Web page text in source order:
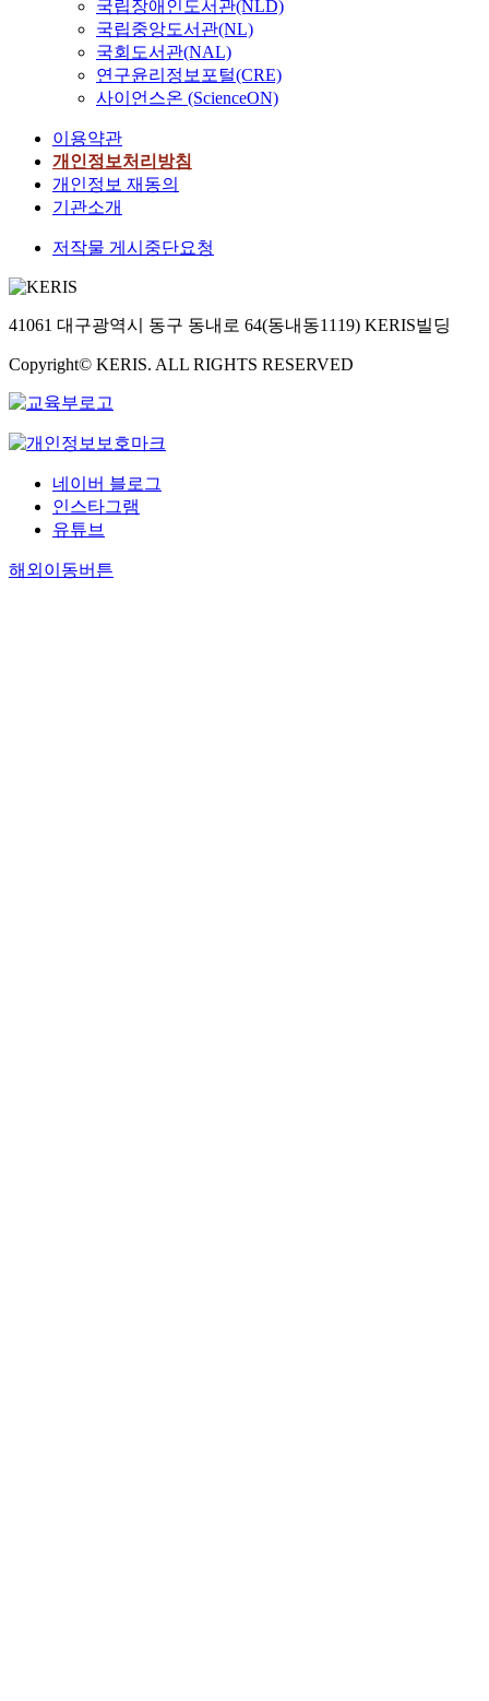
국립장애인도서관(NLD)
국립중앙도서관(NL)
국회도서관(NAL)
연구윤리정보포털(CRE)
사이언스온 (ScienceON)
이용약관
개인정보처리방침
개인정보 재동의
기관소개
저작물 게시중단요청
41061 대구광역시 동구 동내로 64(동내동1119) KERIS빌딩
Copyright© KERIS. ALL RIGHTS RESERVED
네이버 블로그
인스타그램
유튜브
해외이동버튼